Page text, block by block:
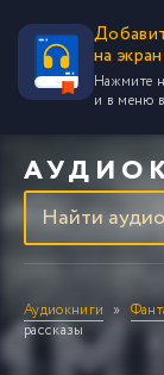
на
Нажмите
и в меню
Аудиокниги
рассказы